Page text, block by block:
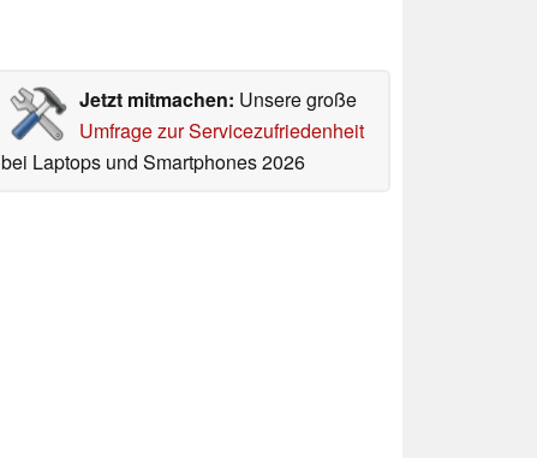
Jetzt mitmachen: Unsere große
Umfrage zur Servicezufriedenheit
bei Laptops und Smartphones 2026